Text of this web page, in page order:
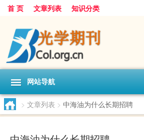
首 页 文章列表 知识分类
网站导航
> 文章列表 > 中海油为什么长期招聘